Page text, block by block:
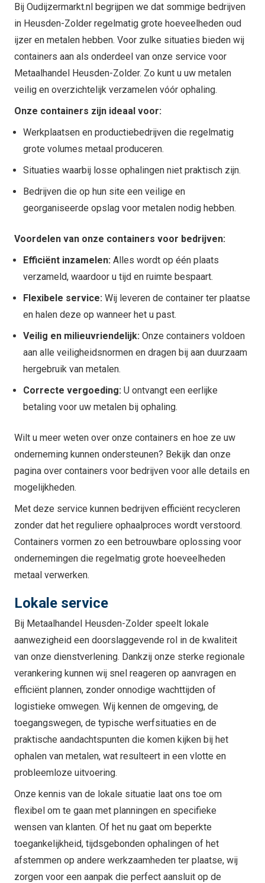
Bij Oudijzermarkt.nl begrijpen we dat sommige bedrijven
in Heusden-Zolder regelmatig grote hoeveelheden oud
ijzer en metalen hebben. Voor zulke situaties bieden wij
containers aan als onderdeel van onze service voor
Metaalhandel Heusden-Zolder. Zo kunt u uw metalen
veilig en overzichtelijk verzamelen vóór ophaling.
Onze containers zijn ideaal voor:
Werkplaatsen en productiebedrijven die regelmatig
grote volumes metaal produceren.
Situaties waarbij losse ophalingen niet praktisch zijn.
Bedrijven die op hun site een veilige en
georganiseerde opslag voor metalen nodig hebben.
Voordelen van onze containers voor bedrijven:
Efficiënt inzamelen: Alles wordt op één plaats
verzameld, waardoor u tijd en ruimte bespaart.
Flexibele service: Wij leveren de container ter plaatse
en halen deze op wanneer het u past.
Veilig en milieuvriendelijk: Onze containers voldoen
aan alle veiligheidsnormen en dragen bij aan duurzaam
hergebruik van metalen.
Correcte vergoeding: U ontvangt een eerlijke
betaling voor uw metalen bij ophaling.
Wilt u meer weten over onze containers en hoe ze uw
onderneming kunnen ondersteunen? Bekijk dan onze
pagina over containers voor bedrijven voor alle details en
mogelijkheden.
Met deze service kunnen bedrijven efficiënt recycleren
zonder dat het reguliere ophaalproces wordt verstoord.
Containers vormen zo een betrouwbare oplossing voor
ondernemingen die regelmatig grote hoeveelheden
metaal verwerken.
Lokale service
Bij Metaalhandel Heusden-Zolder speelt lokale
aanwezigheid een doorslaggevende rol in de kwaliteit
van onze dienstverlening. Dankzij onze sterke regionale
verankering kunnen wij snel reageren op aanvragen en
efficiënt plannen, zonder onnodige wachttijden of
logistieke omwegen. Wij kennen de omgeving, de
toegangswegen, de typische werfsituaties en de
praktische aandachtspunten die komen kijken bij het
ophalen van metalen, wat resulteert in een vlotte en
probleemloze uitvoering.
Onze kennis van de lokale situatie laat ons toe om
flexibel om te gaan met planningen en specifieke
wensen van klanten. Of het nu gaat om beperkte
toegankelijkheid, tijdsgebonden ophalingen of het
afstemmen op andere werkzaamheden ter plaatse, wij
zorgen voor een aanpak die perfect aansluit op de